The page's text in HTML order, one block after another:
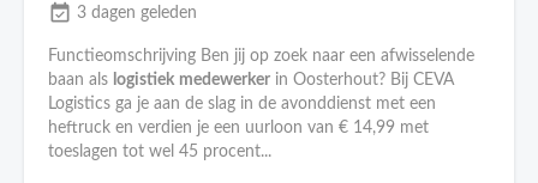
event_available 3 dagen geleden
Functieomschrijving Ben jij op zoek naar een afwisselende
baan als logistiek medewerker in Oosterhout? Bij CEVA
Logistics ga je aan de slag in de avonddienst met een
heftruck en verdien je een uurloon van € 14,99 met
toeslagen tot wel 45 procent...